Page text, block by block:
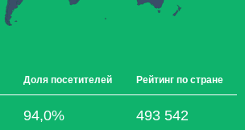
Доля посетителей Рейтинг по стране
94,0% 493 542